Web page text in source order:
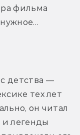
фильма
детства —
тех лет
он читал
легенды